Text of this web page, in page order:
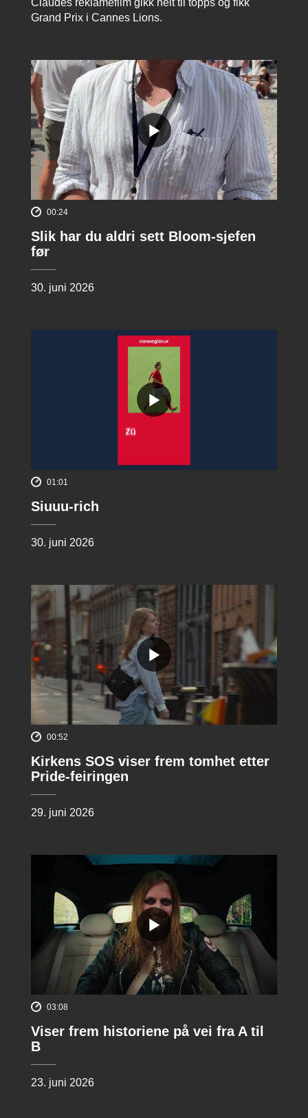
Claudes reklamefilm gikk helt til topps og fikk
Grand Prix i Cannes Lions.
00:24
Slik har du aldri sett Bloom-sjefen
før
30. juni 2026
01:01
Siuuu-rich
30. juni 2026
00:52
Kirkens SOS viser frem tomhet etter
Pride-feiringen
29. juni 2026
03:08
Viser frem historiene på vei fra A til
B
23. juni 2026